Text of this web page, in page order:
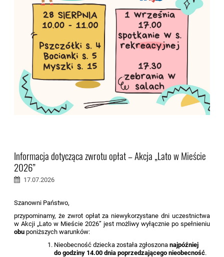
Informacja dotycząca zwrotu opłat – Akcja „Lato w Mieście
2026”
17.07.2026
Szanowni Państwo,
przypominamy, że zwrot opłat za niewykorzystane dni uczestnictwa
w Akcji „Lato w Mieście 2026” jest możliwy wyłącznie po spełnieniu
obu poniższych warunków:
Nieobecność dziecka została zgłoszonanajpóźniej
do godziny 14.00 dnia poprzedzającego nieobecność.